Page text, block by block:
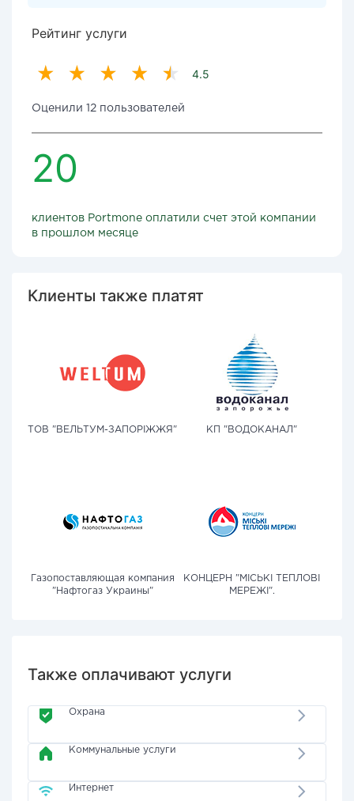
Рейтинг услуги
4.5
Оценили 12 пользователей
20
клиентов Portmone оплатили счет этой компании
в прошлом месяце
Клиенты также платят
ТОВ "ВЕЛЬТУМ-ЗАПОРІЖЖЯ" КП "ВОДОКАНАЛ"
Газопоставляющая компания
"Нафтогаз Украины"
КОНЦЕРН "МІСЬКІ ТЕПЛОВІ
МЕРЕЖІ".
Также оплачивают услуги
Охрана
Коммунальные услуги
Интернет